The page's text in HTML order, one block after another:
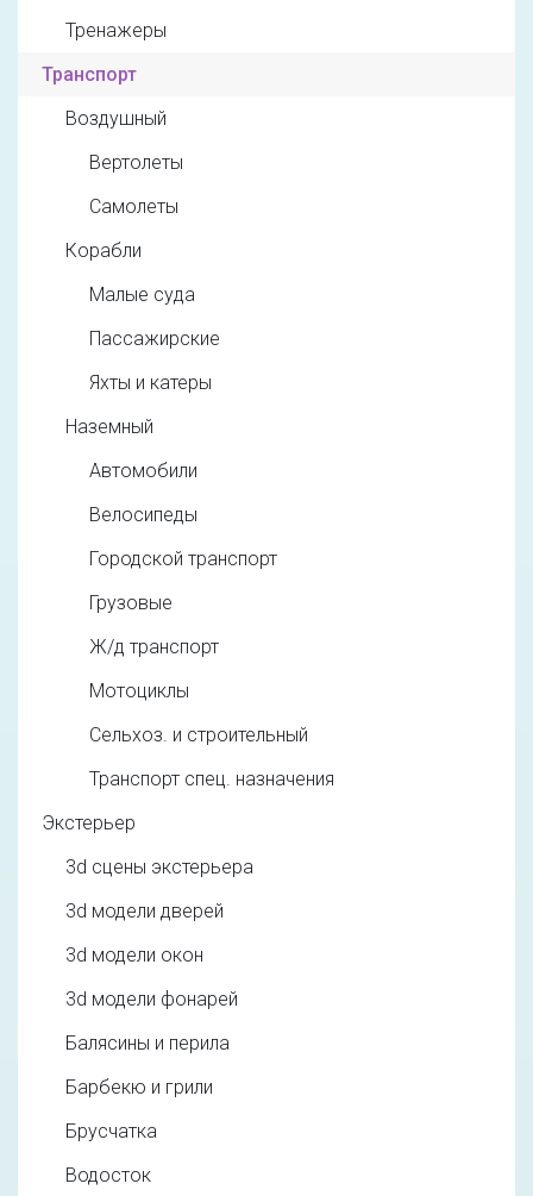
Тренажеры
Транспорт
Воздушный
Вертолеты
Самолеты
Корабли
Малые суда
Пассажирские
Яхты и катеры
Наземный
Автомобили
Велосипеды
Городской транспорт
Грузовые
Ж/д транспорт
Мотоциклы
Сельхоз. и строительный
Транспорт спец. назначения
Экстерьер
3d cцены экстерьера
3d модели дверей
3d модели окон
3d модели фонарей
Балясины и перила
Барбекю и грили
Брусчатка
Водосток